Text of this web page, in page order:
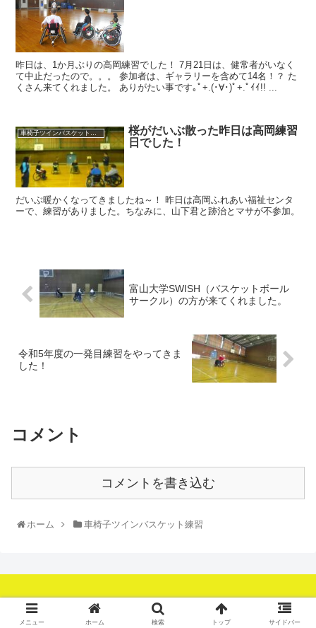
昨日は、1か月ぶりの高岡練習でした！ 7月21日は、健常者がいなく
て中止だったので。。。 参加者は、ギャラリーを含めて14名！？ た
くさん来てくれました。 ありがたい事です｡ﾟ+.(･∀･)ﾟ+.ﾟｲｲ!! ...
桜がだいぶ散った昨日は高岡練習
日でした！
だいぶ暖かくなってきましたね～！ 昨日は高岡ふれあい福祉センタ
ーで、練習がありました。ちなみに、山下君と跡治とマサが不参加。
富山大学SWISH（バスケットボール
サークル）の方が来てくれました。
令和5年度の一発目練習をやってきま
した！
コメント
コメントを書き込む
ホーム 車椅子ツインバスケット練習
© 2013-2026 富山県車いすツインバスケットボールクラブ.
メニュー ホーム 検索 トップ サイドバー